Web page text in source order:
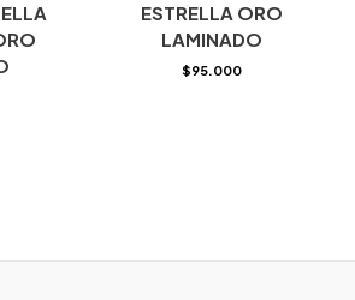
ESTRELLA ORO
LAMINADO
$95.000